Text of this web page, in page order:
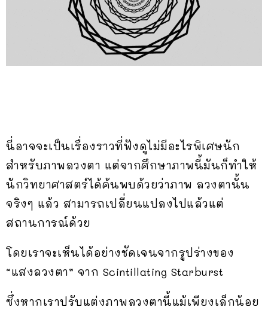
นี่อาจจะเป็นเรื่องราวที่ฟังดูไม่มีอะไรพิเศษนัก
สำหรับภาพลวงตา แต่จากศึกษาภาพนี้มันก็ทำให้
นักวิทยาศาสตร์ได้ค้นพบด้วยว่าภาพ ลวงตานั้น
จริงๆ แล้ว สามารถเปลี่ยนแปลงไปแล้วแต่
สถานการณ์ด้วย
โดยเราจะเห็นได้อย่างชัดเจนจากรูปร่างของ
“แสงลวงตา” จาก Scintillating Starburst
ซึ่งหากเราปรับแต่งภาพลวงตานี้แม้เพียงเล็กน้อย